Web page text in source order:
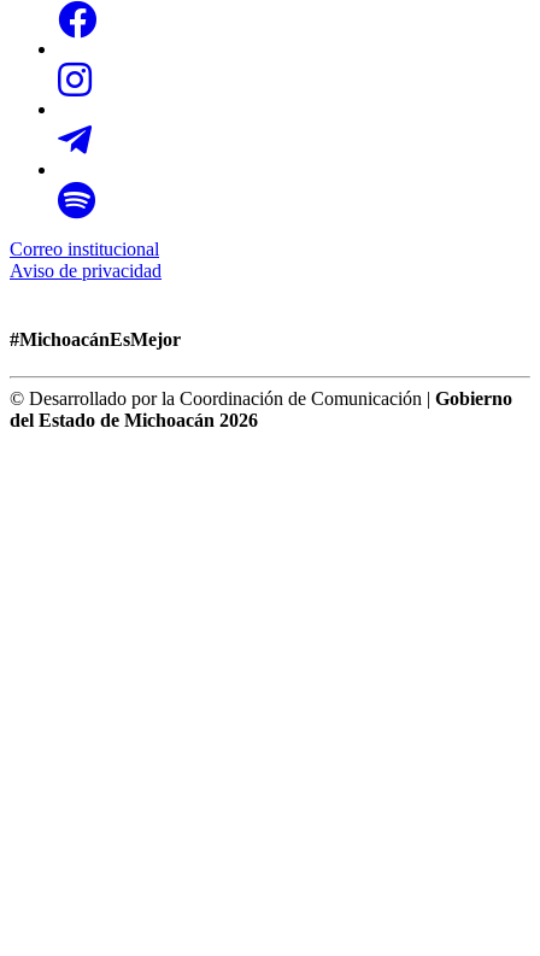
Correo institucional
Aviso de privacidad
#MichoacánEsMejor
© Desarrollado por la Coordinación de Comunicación | Gobierno
del Estado de Michoacán 2026